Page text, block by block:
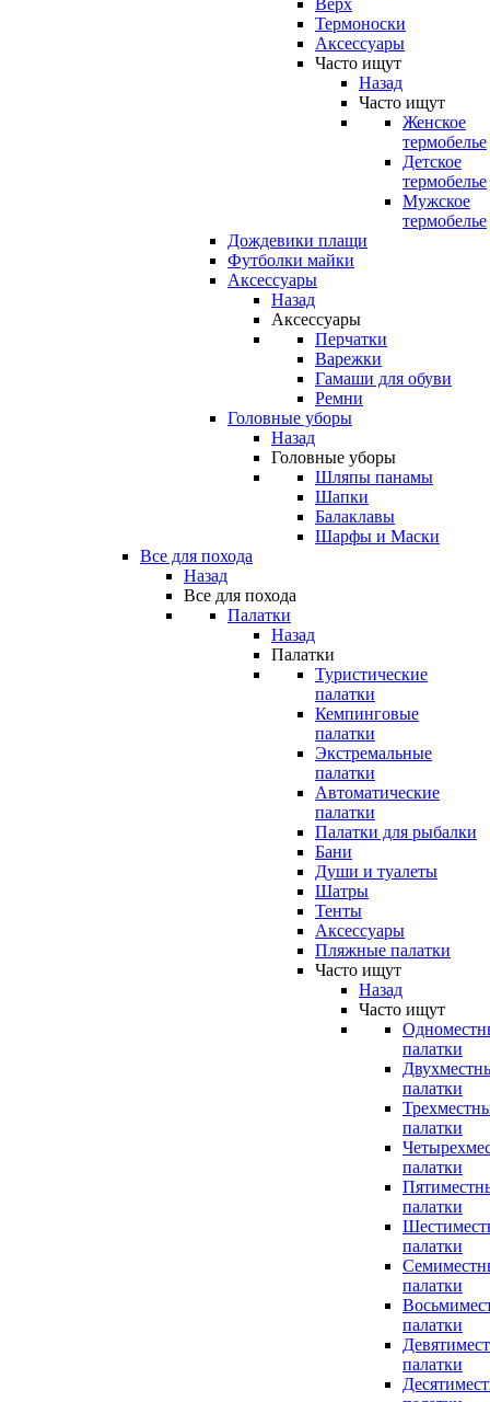
Верх
Термоноски
Аксессуары
Часто ищут
Назад
Часто ищут
Женское
термобелье
Детское
термобелье
Мужское
термобелье
Дождевики плащи
Футболки майки
Аксессуары
Назад
Аксессуары
Перчатки
Варежки
Гамаши для обуви
Ремни
Головные уборы
Назад
Головные уборы
Шляпы панамы
Шапки
Балаклавы
Шарфы и Маски
Все для похода
Назад
Все для похода
Палатки
Назад
Палатки
Туристические
палатки
Кемпинговые
палатки
Экстремальные
палатки
Автоматические
палатки
Палатки для рыбалки
Бани
Души и туалеты
Шатры
Тенты
Аксессуары
Пляжные палатки
Часто ищут
Назад
Часто ищут
палатки
палатки
палатки
палатки
палатки
палатки
палатки
палатки
палатки